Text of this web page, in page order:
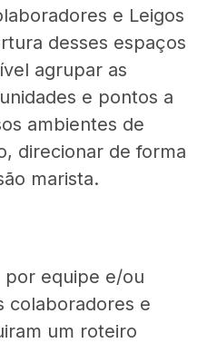
e Leigos
desses espaços
agrupar as
e pontos a
ambientes de
direcionar de forma
marista.
por equipe e/ou
colaboradores e
um roteiro